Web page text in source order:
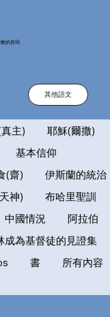
的异同
其他語文
主)
耶穌(爾撒)
基本信仰
(齋)
伊斯蘭的統治
神)
布哈里聖訓
中國情況
阿拉伯
成為基督徒的見證集
書
所有內容